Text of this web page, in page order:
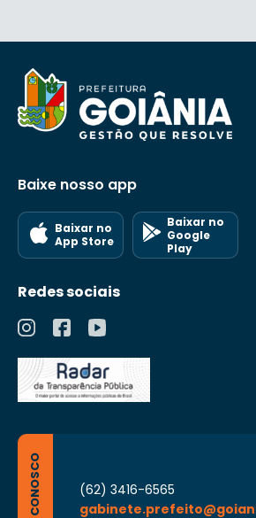
Baixe nosso app
Baixar no
App Store
Baixar no
Google
Play
Redes sociais
(62) 3416-6565